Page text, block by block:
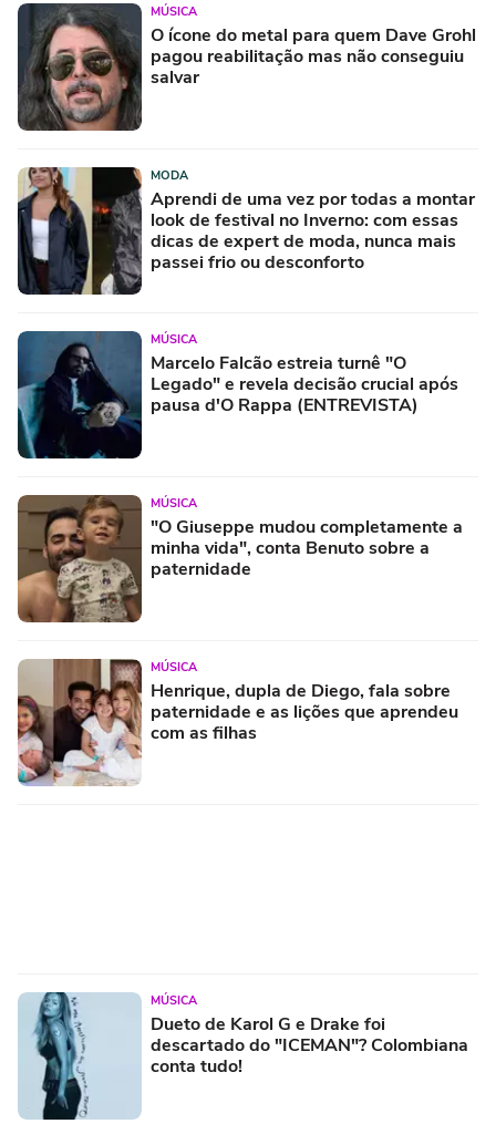
MÚSICA
O ícone do metal para quem Dave Grohl
pagou reabilitação mas não conseguiu
salvar
MODA
Aprendi de uma vez por todas a montar
look de festival no Inverno: com essas
dicas de expert de moda, nunca mais
passei frio ou desconforto
MÚSICA
Marcelo Falcão estreia turnê "O
Legado" e revela decisão crucial após
pausa d'O Rappa (ENTREVISTA)
MÚSICA
"O Giuseppe mudou completamente a
minha vida", conta Benuto sobre a
paternidade
MÚSICA
Henrique, dupla de Diego, fala sobre
paternidade e as lições que aprendeu
com as filhas
MÚSICA
Dueto de Karol G e Drake foi
descartado do "ICEMAN"? Colombiana
conta tudo!